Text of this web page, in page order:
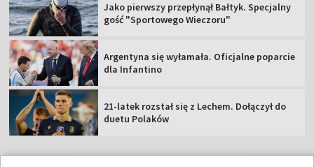
Jako pierwszy przepłynął Bałtyk. Specjalny
gość "Sportowego Wieczoru"
Argentyna się wyłamała. Oficjalne poparcie
dla Infantino
21-latek rozstał się z Lechem. Dołączył do
duetu Polaków